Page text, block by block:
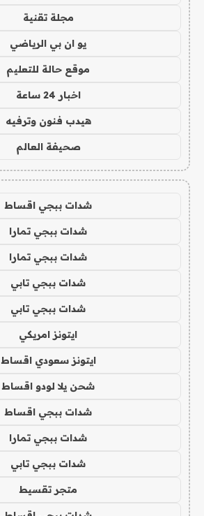
مجلة تقنية
يو ان بي الرياضي
موقع حالة للتعليم
اخبار 24 ساعة
هيدب فنون وترفيه
صحيفة العالم
شدات ببجي اقساط
شدات ببجي تمارا
شدات ببجي تمارا
شدات ببجي تابي
شدات ببجي تابي
ايتونز امريكي
ايتونز سعودي اقساط
شحن يلا لودو اقساط
شدات ببجي اقساط
شدات ببجي تمارا
شدات ببجي تابي
متجر تقسيط